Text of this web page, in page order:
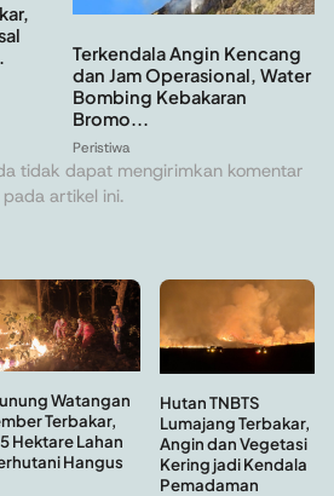
Terkendala Angin Kencang
dan Jam Operasional, Water
Bombing Kebakaran
Bromo...
Peristiwa
tidak dapat mengirimkan komentar
pada artikel ini.
Watangan
Terbakar,
Hektare Lahan
Hangus
Hutan TNBTS
Lumajang Terbakar,
Angin dan Vegetasi
Kering jadi Kendala
Pemadaman